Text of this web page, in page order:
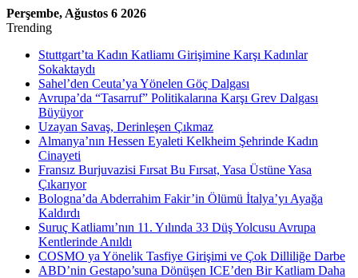
Perşembe, Ağustos 6 2026
Trending
Stuttgart’ta Kadın Katliamı Girişimine Karşı Kadınlar
Sokaktaydı
Sahel’den Ceuta’ya Yönelen Göç Dalgası
Avrupa’da “Tasarruf” Politikalarına Karşı Grev Dalgası
Büyüyor
Uzayan Savaş, Derinleşen Çıkmaz
Almanya’nın Hessen Eyaleti Kelkheim Şehrinde Kadın
Cinayeti
Fransız Burjuvazisi Fırsat Bu Fırsat, Yasa Üstüne Yasa
Çıkarıyor
Bologna’da Abderrahim Fakir’in Ölümü İtalya’yı Ayağa
Kaldırdı
Suruç Katliamı’nın 11. Yılında 33 Düş Yolcusu Avrupa
Kentlerinde Anıldı
COSMO ya Yönelik Tasfiye Girişimi ve Çok Dilliliğe Darbe
ABD’nin Gestapo’suna Dönüşen ICE’den Bir Katliam Daha